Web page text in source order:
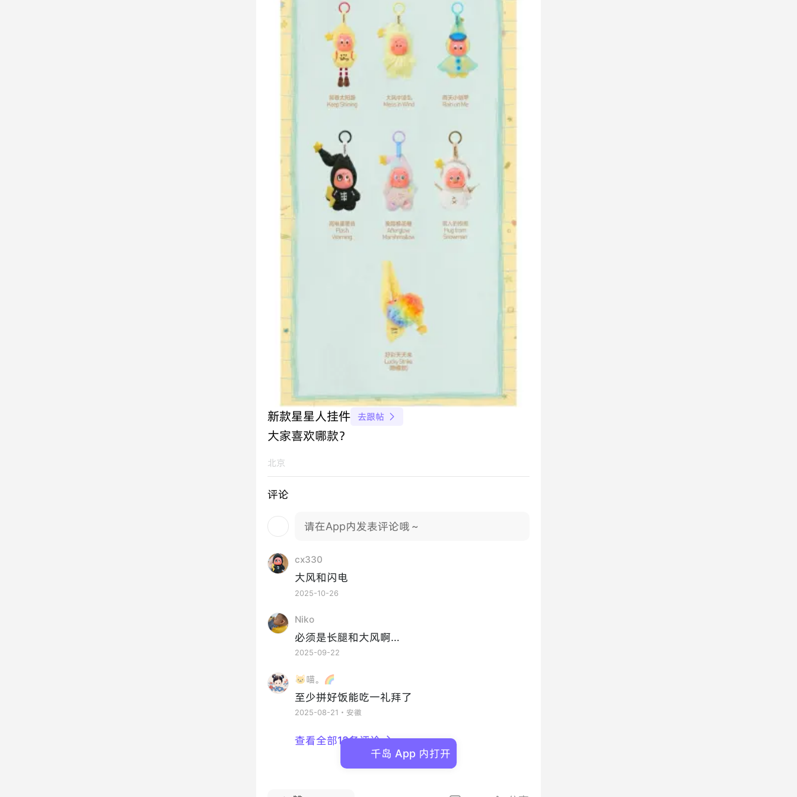
新款星星人挂件 去跟帖 
大家喜欢哪款？
北京
评论
请在App内发表评论哦～
cx330
大风和闪电
2025-10-26
Niko
必须是长腿和大风啊…
2025-09-22
🐱喵。🌈
至少拼好饭能吃一礼拜了
2025-08-21・安徽
查看全部12条评论 
千岛 App 内打开